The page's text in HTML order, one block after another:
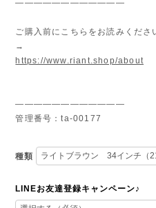
————————————
ご購入前にこちらをお読みくださ
→
https://www.riant.shop/about
————————————
管理番号：ta-00177
種類
LINEお友達登録キャンペーン♪